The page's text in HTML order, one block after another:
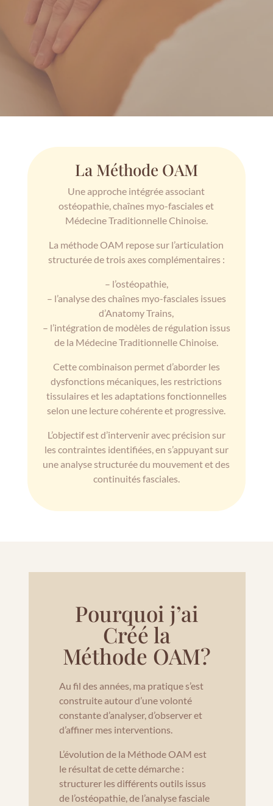
La Méthode OAM
Une approche intégrée associant
ostéopathie, chaînes myo-fasciales et
Médecine Traditionnelle Chinoise.
La méthode OAM repose sur l’articulation
structurée de trois axes complémentaires :
– l’ostéopathie,
– l’analyse des chaînes myo-fasciales issues
d’Anatomy Trains,
– l’intégration de modèles de régulation issus
de la Médecine Traditionnelle Chinoise.
Cette combinaison permet d’aborder les
dysfonctions mécaniques, les restrictions
tissulaires et les adaptations fonctionnelles
selon une lecture cohérente et progressive.
L’objectif est d’intervenir avec précision sur
les contraintes identifiées, en s’appuyant sur
une analyse structurée du mouvement et des
continuités fasciales.
Pourquoi j’ai
Créé la
Méthode OAM?
Au fil des années, ma pratique s’est
construite autour d’une volonté
constante d’analyser, d’observer et
d’affiner mes interventions.
L’évolution de la Méthode OAM est
le résultat de cette démarche :
structurer les différents outils issus
de l’ostéopathie, de l’analyse fasciale